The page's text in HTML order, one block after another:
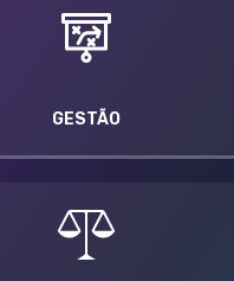
GESTÃO